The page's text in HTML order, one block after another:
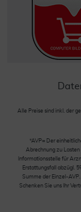
Alle Preise sind inkl. der
*AVP= Der
Abrechnung zu
Informationsstelle für
Erstattungsfall abzügl.
Summe der Einzel-
Schenken Sie uns Ihr